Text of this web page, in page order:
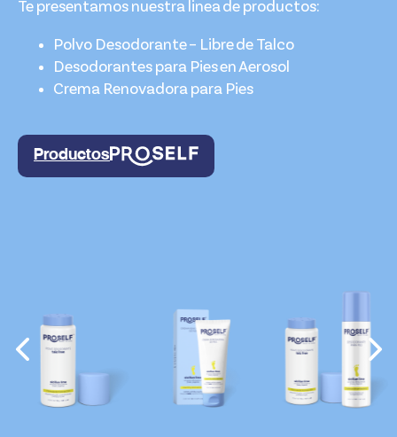
Te presentamos nuestra linea de productos:
Polvo Desodorante – Libre de Talco
Desodorantes para Pies en Aerosol
Crema Renovadora para Pies
Productos